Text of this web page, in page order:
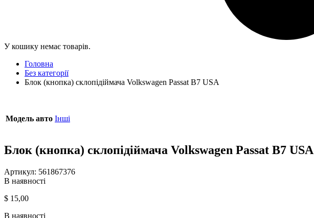
У кошику немає товарів.
Головна
Без категорії
Блок (кнопка) склопідіймача Volkswagen Passat B7 USA
Модель авто Інші
Блок (кнопка) склопідіймача Volkswagen Passat B7 USA
Артикул: 561867376
В наявності
$ 15,00
В наявності